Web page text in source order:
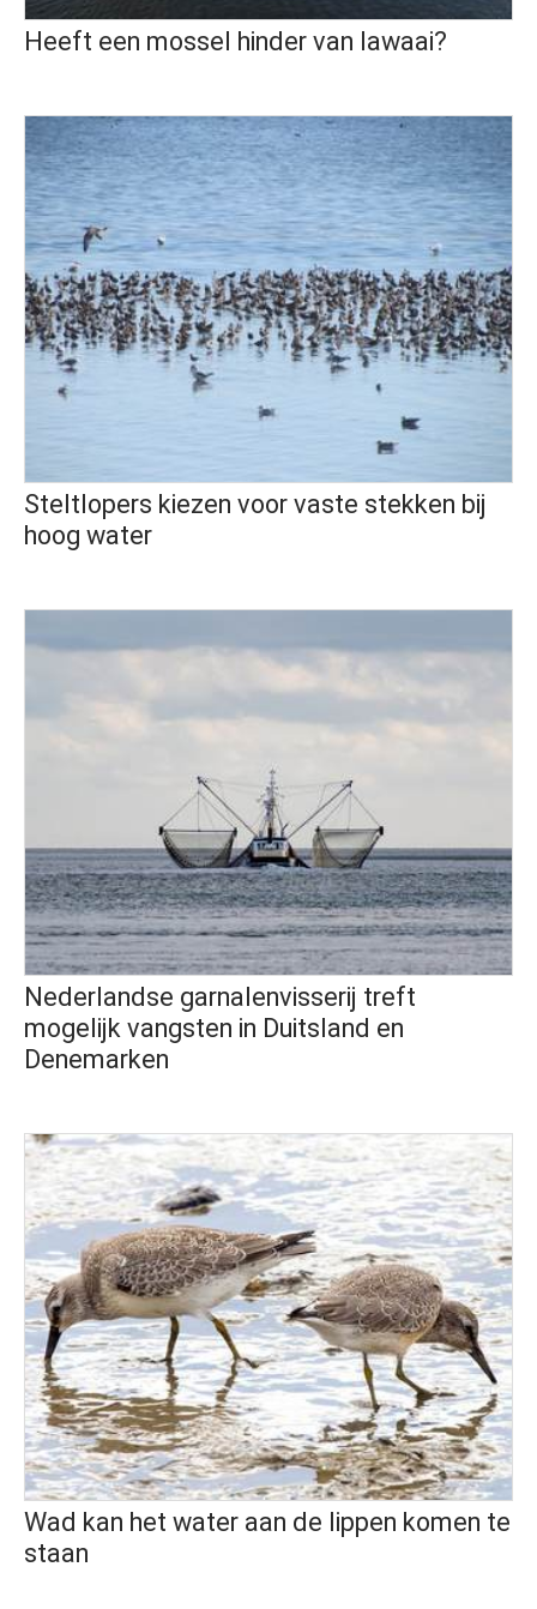
Heeft een mossel hinder van lawaai?
Steltlopers kiezen voor vaste stekken bij
hoog water
Nederlandse garnalenvisserij treft
mogelijk vangsten in Duitsland en
Denemarken
Wad kan het water aan de lippen komen te
staan